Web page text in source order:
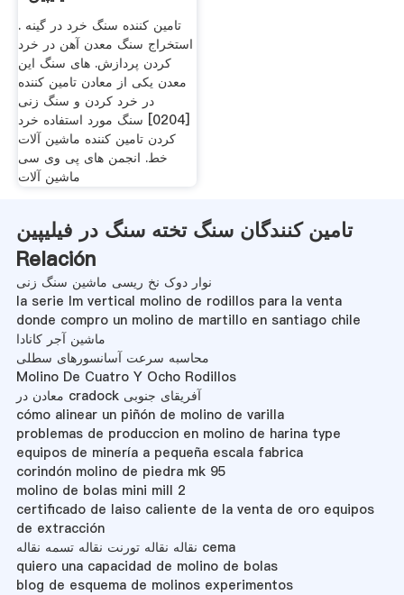
تامین کننده سنگ خرد در گینه .
استخراج سنگ معدن آهن در خرد
کردن پردازش. های سنگ این
معدن یکی از معادن تامین کننده
در خرد کردن و سنگ زنی
[0204] سنگ مورد استفاده خرد
کردن تامین کننده ماشین آلات
خط. انجمن های پی وی سی
ماشین آلات
تامین کنندگان سنگ تخته سنگ در فیلیپین
Relación
نوار دوک نخ ریسی ماشین سنگ زنی
la serie lm vertical molino de rodillos para la venta
donde compro un molino de martillo en santiago chile
ماشین آجر کانادا
محاسبه سرعت آسانسورهای سطلی
Molino De Cuatro Y Ocho Rodillos
معادن در cradock آفریقای جنوبی
cómo alinear un piñón de molino de varilla
problemas de produccion en molino de harina type
equipos de minería a pequeña escala fabrica
corindón molino de piedra mk 95
molino de bolas mini mill 2
certificado de laiso caliente de la venta de oro equipos
de extracción
نقاله نقاله تورنت نقاله تسمه نقاله cema
quiero una capacidad de molino de bolas
blog de esquema de molinos experimentos